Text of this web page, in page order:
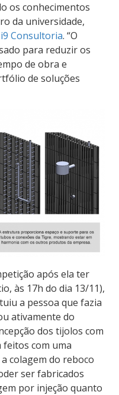
os conhecimentos
da universidade,
i9 Consultoria. “O
para reduzir os
de obra e
de soluções
após ela ter
às 17h do dia 13/11),
a pessoa que fazia
ativamente do
dos tijolos com
feitos com uma
colagem do reboco
ser fabricados
por injeção quanto